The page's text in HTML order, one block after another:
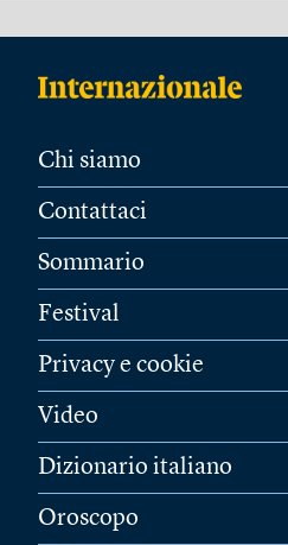
Chi siamo
Contattaci
Sommario
Festival
Privacy e cookie
Video
Dizionario italiano
Oroscopo